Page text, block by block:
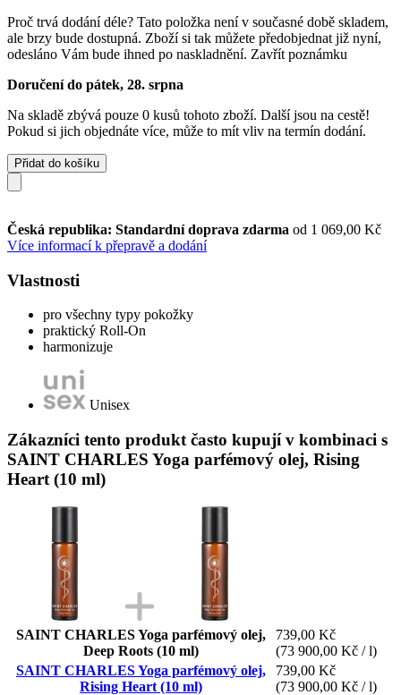
Proč trvá dodání déle? Tato položka není v současné době skladem,
ale brzy bude dostupná. Zboží si tak můžete předobjednat již nyní,
odesláno Vám bude ihned po naskladnění. Zavřít poznámku
Doručení do pátek, 28. srpna
Na skladě zbývá pouze 0 kusů tohoto zboží. Další jsou na cestě!
Pokud si jich objednáte více, může to mít vliv na termín dodání.
Přidat do košíku
Česká republika: Standardní doprava zdarma od 1 069,00 Kč
Více informací k přepravě a dodání
Vlastnosti
pro všechny typy pokožky
praktický Roll-On
harmonizuje
Unisex
Zákazníci tento produkt často kupují v kombinaci s
SAINT CHARLES Yoga parfémový olej, Rising
Heart (10 ml)
SAINT CHARLES Yoga parfémový olej,
Deep Roots (10 ml)
739,00 Kč
(73 900,00 Kč / l)
SAINT CHARLES Yoga parfémový olej,
Rising Heart (10 ml)
739,00 Kč
(73 900,00 Kč / l)